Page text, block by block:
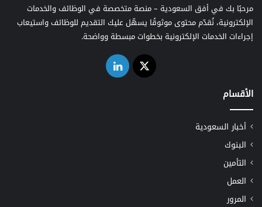
مرحبًا بك في أفق السعودية – منصة متخصصة في الوظائف والخدمات
الإلكترونية، نُقدّم محتوى موثوقًا يسهّل عليك التقديم للوظائف واستيعاب
إجراءات الخدمات الإلكترونية بخطوات مبسطة وواضحة.
‫X لينكدإن
الأقسام
أخبار السعودية
البنوك
التأمين
العمل
المرور